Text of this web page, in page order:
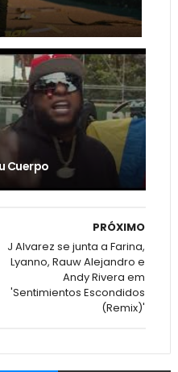
Cuerpo
PRÓXIMO
J Alvarez se junta a Farina,
Lyanno, Rauw Alejandro e
Andy Rivera em
'Sentimientos Escondidos
(Remix)'